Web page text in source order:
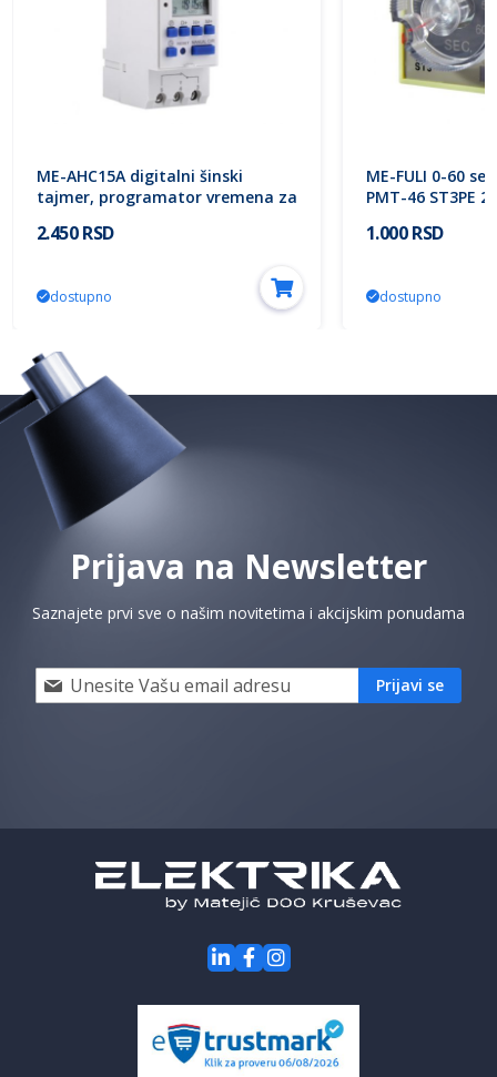
ME-AHC15A digitalni šinski
tajmer, programator vremena za
2.450 RSD
dostupno
ME-FULI 0-60
PMT-46 ST3PE
1.000 RSD
dostupno
Prijava na Newsletter
Saznajete prvi sve o našim novitetima i akcijskim ponudama
Prijavi
se
akcije
Prijavi se